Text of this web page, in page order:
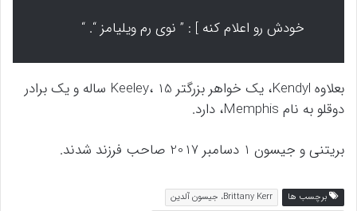
خودش رو اعلام کنه ] : ” نوی رم ویلیامز “. “
بعلاوه Kendyl، یک خواهر بزرگتر Keeley، 15 ساله و یک برادر
دوقلو به نام Memphis، دارد.
بریتنی و جیسون 1 دسامبر 2017 صاحب فرزند شدند.
برچسب ها
Brittany Kerr، جیسون آلدین